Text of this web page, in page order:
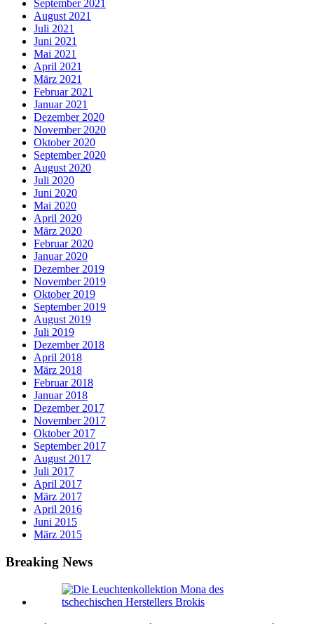
September 2021
August 2021
Juli 2021
Juni 2021
Mai 2021
April 2021
März 2021
Februar 2021
Januar 2021
Dezember 2020
November 2020
Oktober 2020
September 2020
August 2020
Juli 2020
Juni 2020
Mai 2020
April 2020
März 2020
Februar 2020
Januar 2020
Dezember 2019
November 2019
Oktober 2019
September 2019
August 2019
Juli 2019
Dezember 2018
April 2018
März 2018
Februar 2018
Januar 2018
Dezember 2017
November 2017
Oktober 2017
September 2017
August 2017
Juli 2017
April 2017
März 2017
April 2016
Juni 2015
März 2015
Breaking News